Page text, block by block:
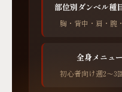
部位別ダンベル種
胸・背中・肩・腕
全身メニュ
初心者向け週2〜3